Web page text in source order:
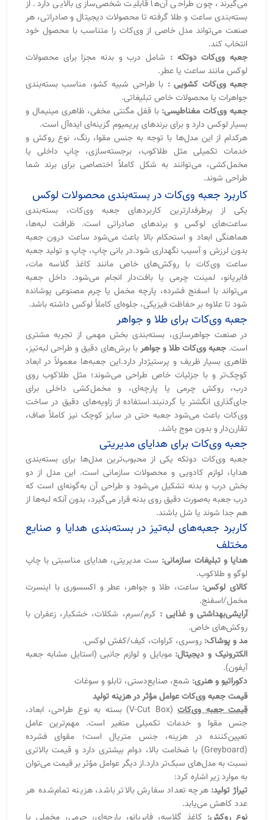
کاربرد جعبه وی‌کات در بسته‌بندی محصولات لوکس
یکی از پرطرفدارترین کاربردهای جعبه وی‌کات، بسته‌بندی
ساعت‌های لوکس و برندهای صادراتی است. ظرافت لبه‌ها،
هماهنگی ابعاد و استحکام بالا باعث می‌شود ساعت درون جعبه
بدون لرزش و آسیب نگهداری شود.در بانی چاپ، چاپ و تولید جعبه
ساعت وی‌کات با روکش‌های خاص مانند کاغذ گلاسه مات،
فابریانو، لمینت چرمی یا بافت‌دار انجام می‌شود. داخل جعبه
می‌تواند با اسفنج فشرده، پارچه مخمل یا چرم مصنوعی پوشانده
شود تا علاوه بر حفاظت فیزیکی، جلوه‌ای کاملاً لوکس داشته باشد.
جعبه وی‌کات برای طلا و جواهر
در صنعت جواهرسازی، بسته‌بندی بخش مهمی از تجربه مشتری
است.جعبه وی‌کات طلا و جواهربا برش‌های دقیق و طراحی لبه‌تیز،
ظاهری بسیار ظریف و پرستیژ‌دار دارد.این جعبه‌ها معمولاً در ابعاد
کوچک‌تر و با جزئیات خاص طراحی می‌شوند؛ مثل طلاکوب روی
درب، روکش چرمی یا پارچه‌ای، و مخمل‌کشی داخلی برای
جای‌گذاری انگشتر یا گردنبند.استفاده از زاویه‌های دقیق در ساخت
وی‌کات باعث می‌شود جعبه حتی در سایز کوچک نیز کاملاً صاف،
تقارن‌دار و بدون موج باشد.
جعبه وی‌کات برای هدایای مدیریتی
جعبه وی‌کات دوتکه یکی از محبوب‌ترین مدل‌ها برای بسته‌بندی
هدایا، لوازم کادویی و محصولات سازمانی است. این مدل از دو
بخش درب و بدنه تشکیل می‌شود و طراحی آن به‌گونه‌ای است که
درب جعبه به‌صورت دقیق روی بدنه قرار می‌گیرد، بدون آنکه لبه‌ها از
هم جدا شوند یا شل باشند.
کاربرد جعبه‌های لبه‌تیز در بسته‌بندی هدایا و صنایع
مختلف
هدایا و تبلیغات سازمانی:ست مدیریتی، هدایای مناسبتی با چاپ
لوگو و طلاکوب.
کالای لوکس‌:ساعت، طلا و جواهر، عطر و اکسسوری با اینسرت
مخمل/اسفنج.
آرایشی‌بهداشتی و غذایی :کرم/سرم، شکلات، خشکبار، زعفران با
روکش‌های خاص.
مد و پوشاک:روسری، کراوات، کیف/کفش لوکس.
الکترونیک و دیجیتال:
موبایل و لوازم جانبی (استایل مشابه جعبه
آیفون).
دکوراتیو و هنری: شمع، صنایع‌دستی، تابلو و سوغات
قیمت جعبه وی‌کات عوامل مؤثر در هزینه تولید
قیمت جعبه وی‌کات
(V-Cut Box) بسته به نوع طراحی، ابعاد،
جنس مقوا و خدمات تکمیلی متغیر است. مهم‌ترین عامل
تعیین‌کننده در هزینه، جنس متریال است؛ مقوای فشرده
(Greyboard) با ضخامت بالا، دوام بیشتری دارد و قیمت بالاتری
نسبت به مدل‌های سبک‌تر دارد.از دیگر عوامل مؤثر بر قیمت می‌توان
به موارد زیر اشاره کرد:
تیراژ تولید:هرچه تعداد سفارش بالاتر باشد، هزینه تمام‌شده هر
عدد کاهش می‌یابد.
نوع روکش:کاغذ گلاسه، فابریانو، پارچه‌ای، چرمی، مخملی یا
لمینت براق و مات.
خدمات چاپ:طلاکوب، برجسته‌سازی، چاپ داخل جعبه و چاپ
لوگوی اختصاصی.
نوع طراحی و قالب:جعبه دوتکه، مگنتی یا کشویی، هرکدام هزینه
متفاوتی دارند.
نوع مونتاژ:ساخت دستی یا تمام‌اتوماتیک. جعبه‌های وی‌کات
ماشینی به‌دلیل دقت بالا و سرعت تولید بیشتر، در تیراژ بالا
اقتصادی‌تر هستند.
در سایت بانی چاپ می‌توانید با استفاده از محاسبه‌گر قیمت آنلاین،
هزینه دقیق هر مدل را در لحظه مشاهده کنید و بسته به نیاز خود،
بین گزینه‌های لوکس صادراتی یا اقتصادی داخلی انتخاب نمایید.
تولید جعبه هاردباکس (V-Cut)لبه‌تیز
تولید جعبه هاردباکس لبه‌تیز یا همان جعبه وی‌کات صنعتی ،